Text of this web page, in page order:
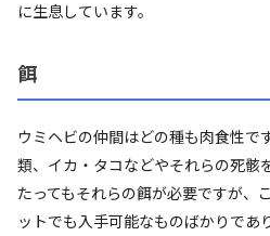
に生息しています。
餌
ウミヘビの仲間はどの種も肉食性で
類、イカ・タコなどやそれらの死骸
たってもそれらの餌が必要ですが、
ットでも入手可能なものばかりであ